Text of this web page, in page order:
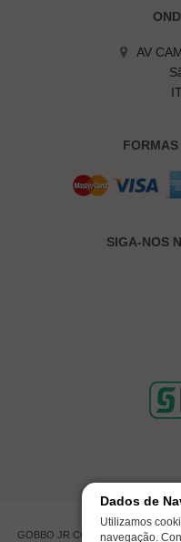
AV
SIGA-NOS
GOBBO JR COMERCIO DE
Dados de
Utilizamos
navegação.